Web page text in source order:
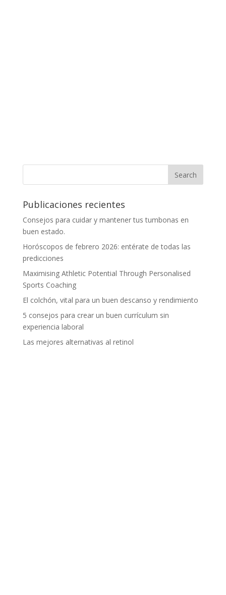
Publicaciones recientes
Consejos para cuidar y mantener tus tumbonas en
buen estado.
Horóscopos de febrero 2026: entérate de todas las
predicciones
Maximising Athletic Potential Through Personalised
Sports Coaching
El colchón, vital para un buen descanso y rendimiento
5 consejos para crear un buen currículum sin
experiencia laboral
Las mejores alternativas al retinol